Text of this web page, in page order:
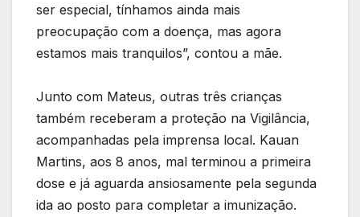
ser especial, tínhamos ainda mais
preocupação com a doença, mas agora
estamos mais tranquilos”, contou a mãe.
Junto com Mateus, outras três crianças
também receberam a proteção na Vigilância,
acompanhadas pela imprensa local. Kauan
Martins, aos 8 anos, mal terminou a primeira
dose e já aguarda ansiosamente pela segunda
ida ao posto para completar a imunização.